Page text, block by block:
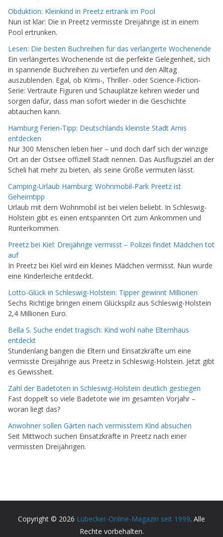
Obduktion: Kleinkind in Preetz ertrank im Pool
Nun ist klar: Die in Preetz vermisste Dreijährige ist in einem
Pool ertrunken.
Lesen: Die besten Buchreihen für das verlängerte Wochenende
Ein verlängertes Wochenende ist die perfekte Gelegenheit, sich
in spannende Buchreihen zu vertiefen und den Alltag
auszublenden. Egal, ob Krimi-, Thriller- oder Science-Fiction-
Serie: Vertraute Figuren und Schauplätze kehren wieder und
sorgen dafür, dass man sofort wieder in die Geschichte
abtauchen kann.
Hamburg Ferien-Tipp: Deutschlands kleinste Stadt Arnis
entdecken
Nur 300 Menschen leben hier – und doch darf sich der winzige
Ort an der Ostsee offiziell Stadt nennen. Das Ausflugsziel an der
Scheli hat mehr zu bieten, als seine Größe vermuten lässt.
Camping-Urlaub Hamburg: Wohnmobil-Park Preetz ist
Geheimtipp
Urlaub mit dem Wohnmobil ist bei vielen beliebt. In Schleswig-
Holstein gibt es einen entspannten Ort zum Ankommen und
Runterkommen.
Preetz bei Kiel: Dreijährige vermisst – Polizei findet Mädchen tot
auf
In Preetz bei Kiel wird ein kleines Mädchen vermisst. Nun wurde
eine Kinderleiche entdeckt.
Lotto-Glück in Schleswig-Holstein: Tipper gewinnt Millionen
Sechs Richtige bringen einem Glückspilz aus Schleswig-Holstein
2,4 Millionen Euro.
Bella S. Suche endet tragisch: Kind wohl nahe Elternhaus
entdeckt
Stundenlang bangen die Eltern und Einsatzkräfte um eine
vermisste Dreijährige aus Preetz in Schleswig-Holstein. Jetzt gibt
es Gewissheit.
Zahl der Badetoten in Schleswig-Holstein deutlich gestiegen
Fast doppelt so viele Badetote wie im gesamten Vorjahr –
woran liegt das?
Anwohner sollen Gärten nach vermisstem Kind absuchen
Seit Mittwoch suchen Einsatzkräfte in Preetz nach einer
vermissten Dreijährigen.
Copyright © 2026 Lübecker-Online-Magazin seit 1999. Alle
Rechte vorbehalten.